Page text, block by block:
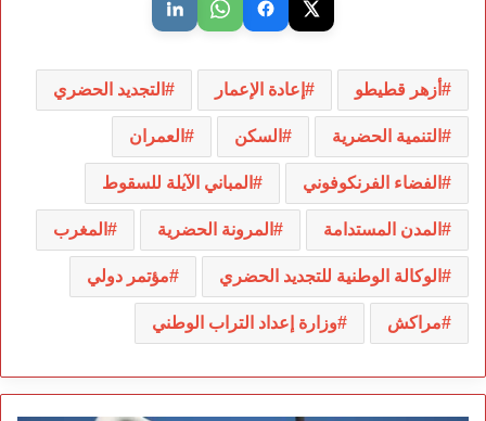
أزهر قطيطو إعادة الإعمار التجديد الحضري
التنمية الحضرية السكن العمران
الفضاء الفرنكوفوني المباني الآيلة للسقوط
المدن المستدامة المرونة الحضرية المغرب
الوكالة الوطنية للتجديد الحضري مؤتمر دولي
مراكش وزارة إعداد التراب الوطني